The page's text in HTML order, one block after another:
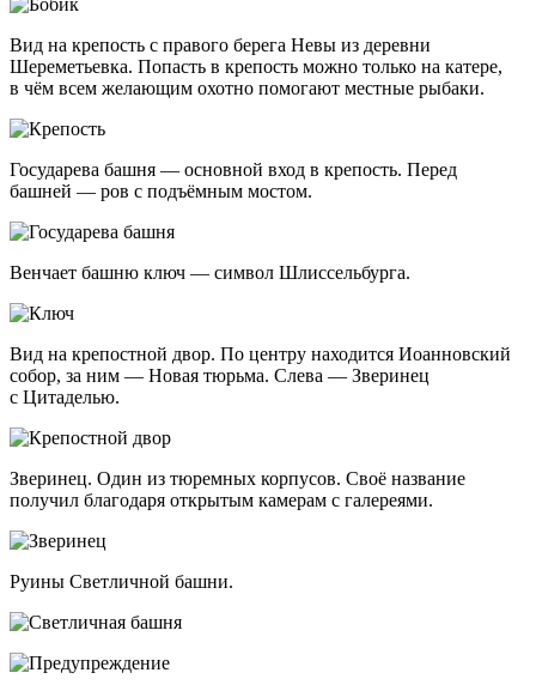
Вид на крепость с правого берега Невы из деревни
Шереметьевка. Попасть в крепость можно только на катере,
в чём всем желающим охотно помогают местные рыбаки.
Государева башня — основной вход в крепость. Перед
башней — ров с подъёмным мостом.
Венчает башню ключ — символ Шлиссельбурга.
Вид на крепостной двор. По центру находится Иоанновский
собор, за ним — Новая тюрьма. Слева — Зверинец
с Цитаделью.
Зверинец. Один из тюремных корпусов. Своё название
получил благодаря открытым камерам с галереями.
Руины Светличной башни.